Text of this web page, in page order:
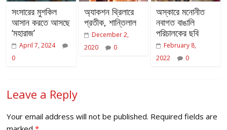
সংসারের মুশকিল
আসান করতে আসছে
‘মহারাজ’
April 7, 2024
0
অ্যাকশন থ্রিলারে
প্রতীক, শান্তিলাল
December 2,
2020
0
অস্কারে মনোনীত
নবাগত বাঙালি
পরিচালকের ছবি
February 8,
2022
0
Leave a Reply
Your email address will not be published. Required fields are